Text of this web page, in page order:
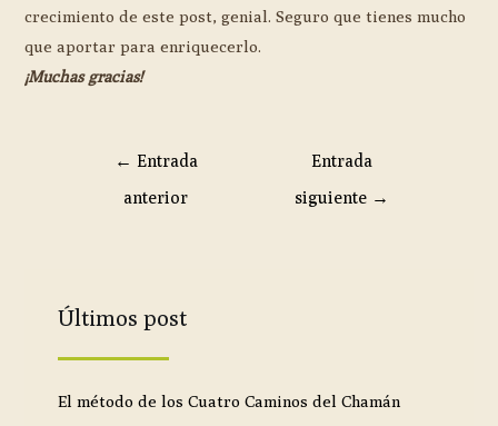
crecimiento de este post, genial. Seguro que tienes mucho
que aportar para enriquecerlo.
¡Muchas gracias!
← Entrada
anterior
Entrada
siguiente →
Últimos post
El método de los Cuatro Caminos del Chamán